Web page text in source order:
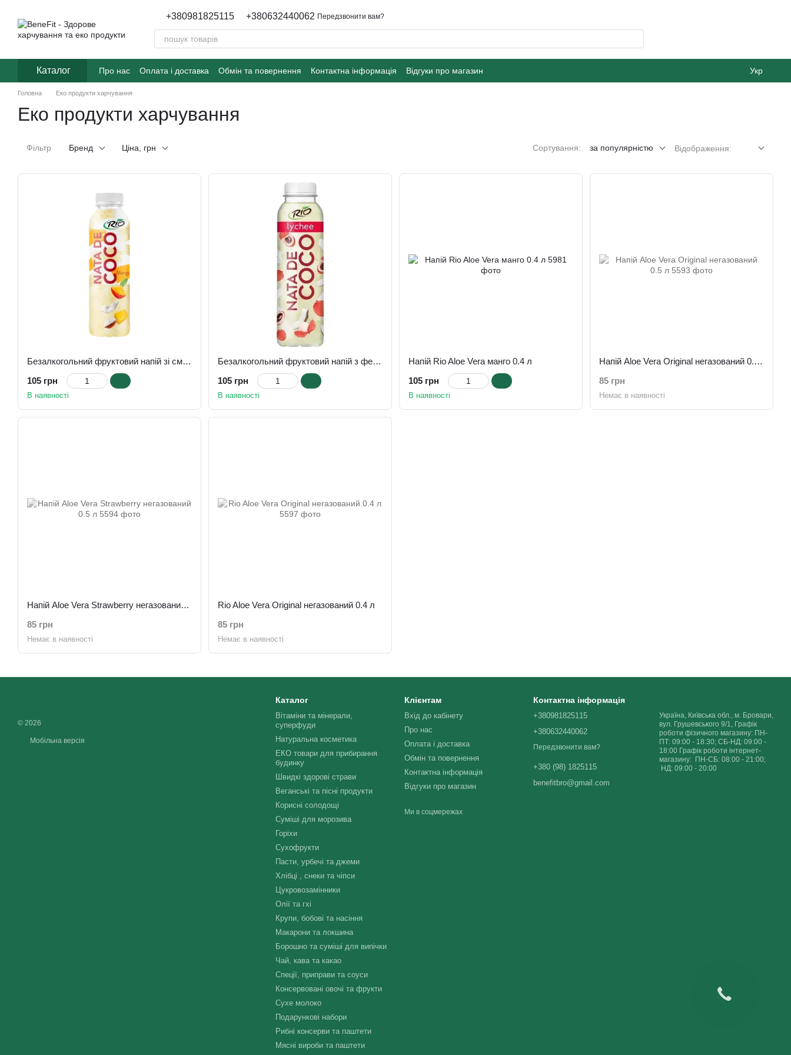
+380981825115 +380632440062 Передзвонити вам?
Каталог Про нас Оплата і доставка Обмін та повернення Контактна інформація Відгуки про магазин Укр
Головна Еко продукти харчування
Еко продукти харчування
Фільтр Бренд Ціна, грн Сортування: за популярністю Відображення:
Безалкогольний фруктовий напій зі смаком кокоса та манго Rio 0,4 л
105 грн
В наявності
Безалкогольний фруктовий напій з ферментованим кокосом та лічі Rio 0,4 л
105 грн
В наявності
Напій Rio Aloe Vera манго 0.4 л
105 грн
В наявності
Напій Aloe Vera Original негазований 0.5 л
85 грн
Немає в наявності
Напій Aloe Vera Strawberry негазований 0.5 л
85 грн
Немає в наявності
Rio Aloe Vera Original негазований 0.4 л
85 грн
Немає в наявності
© 2026
Мобільна версія
Каталог
Вітаміни та мінерали,
суперфуди
Натуральна косметика
ЕКО товари для прибирання
будинку
Швидкі здорові страви
Веганські та пісні продукти
Корисні солодощі
Суміші для морозива
Горіхи
Сухофрукти
Пасти, урбечі та джеми
Хлібці , снеки та чіпси
Цукровозамінники
Олії та гхі
Крупи, бобові та насіння
Макарони та локшина
Борошно та суміші для випічки
Чай, кава та какао
Спеції, приправи та соуси
Консервовані овочі та фрукти
Сухе молоко
Подарункові набори
Рибні консерви та паштети
Мясні вироби та паштети
Клієнтам
Вхід до кабінету
Про нас
Оплата і доставка
Обмін та повернення
Контактна інформація
Відгуки про магазин
Ми в соцмережах
Контактна інформація
+380981825115
+380632440062
Передзвонити вам?
+380 (98) 1825115
benefitbro@gmail.com
Україна, Київська обл., м. Бровари,
вул. Грушевського 9/1, Графік
роботи фізичного магазину: ПН-
ПТ: 09:00 - 18:30; СБ-НД: 09:00 -
18:00 Графік роботи інтернет-
магазину: ПН-СБ: 08:00 - 21:00;
НД: 09:00 - 20:00